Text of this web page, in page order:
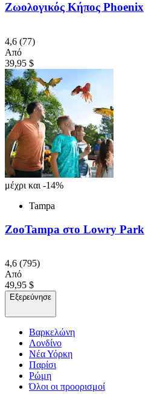
Ζωολογικός Κήπος Phoenix
4,6 (77)
Από
39,95 $
μέχρι και -14%
Tampa
ZooTampa στο Lowry Park
4,6 (795)
Από
49,95 $
Εξερεύνησε
Βαρκελώνη
Λονδίνο
Νέα Υόρκη
Παρίσι
Ρώμη
Όλοι οι προορισμοί